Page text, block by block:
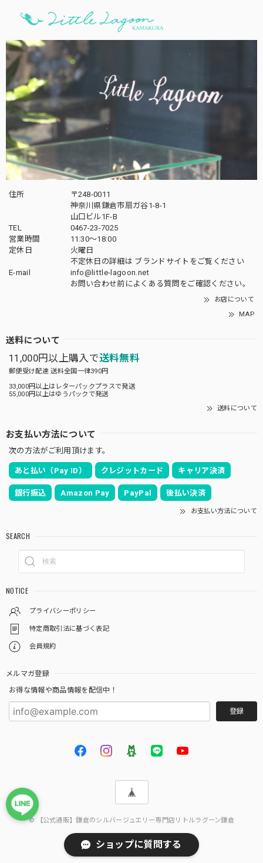
住所
〒248-0011
神奈川県鎌倉市扇ガ谷1-8-1
山口ビル1F-B
TEL
0467-23-7025
営業時間
11:30～18:00
定休日
火曜日
不定休日の詳細は ブランドサイト をご覧ください
E-mail
info@little-lagoon.net
お問い合わせ前によくある質問をご確認ください。
お店について
MAP
送料について
11,000円以上購入で送料無料
郵便受け配達 送料全国一律390円
33,000円以上はレターパックプラスで発送
55,000円以上はゆうパックで発送
送料について
お支払い方法について
次の方法がご利用頂けます。
あと払い（Pay ID） クレジットカード キャリア決済
銀行振込 Amazon Pay PayPal 後払い決済
お支払い方法について
SEARCH
NOTICE
プライバシーポリシー
特定商取引法に基づく表記
会員規約
メルマガ登録
お得な情報や商品情報を配信中！
登録
© 【公式通販】鎌倉のシルバージュエリー専門店リトルラグーン鎌倉
ショップに質問する